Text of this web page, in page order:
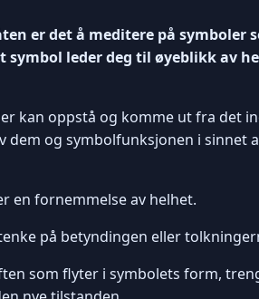
er det å meditere på symboler
leder deg til øyeblikk av
kan oppstå og komme ut fra det
og symbolfunksjonen i sinnet
en fornemmelse av helhet.
på betyndingen eller
som flyter i symbolets form,